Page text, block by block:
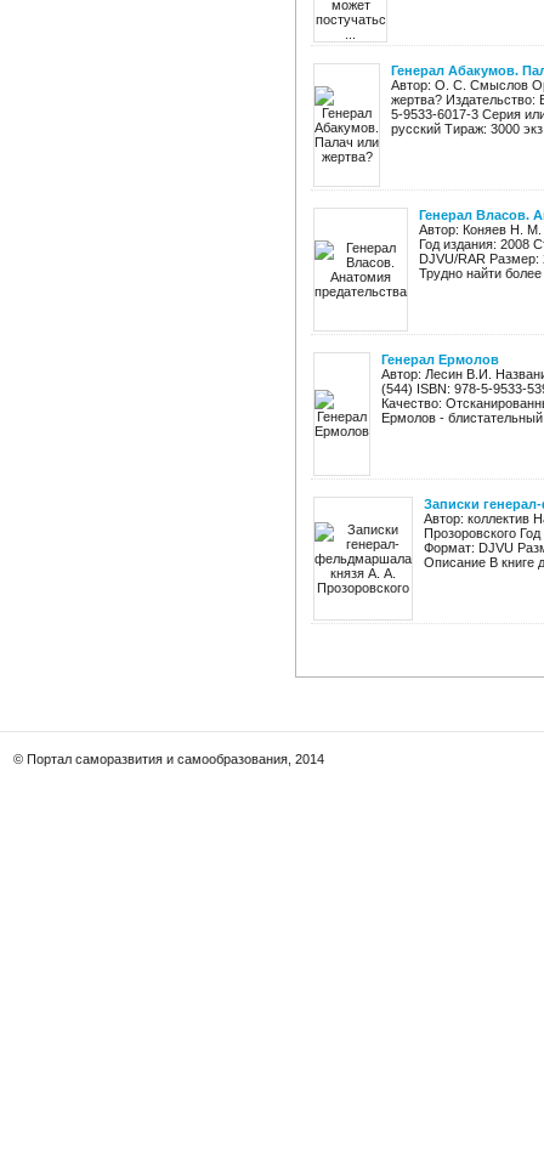
Генерал Абакумов.
Автор: О. С. Смыслов
жертва? Издательство:
5-9533-6017-3 Серия
русский Тираж: 3000
Генерал Власов.
Автор: Коняев Н. М.
Год издания: 2008
DJVU/RAR
Трудно найти
Генерал Ермолов
Автор: Лесин В.И.
(544) ISBN: 978-5-9533-
Качество:
Ермолов -
Записки
Автор: коллектив
Прозоровского
Формат: DJVU
Описание В книге
© Портал саморазвития и самообразования, 2014